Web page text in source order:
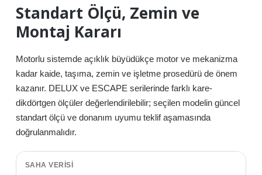
Standart Ölçü, Zemin ve
Montaj Kararı
Motorlu sistemde açıklık büyüdükçe motor ve mekanizma
kadar kaide, taşıma, zemin ve işletme prosedürü de önem
kazanır. DELUX ve ESCAPE serilerinde farklı kare-
dikdörtgen ölçüler değerlendirilebilir; seçilen modelin güncel
standart ölçü ve donanım uyumu teklif aşamasında
doğrulanmalıdır.